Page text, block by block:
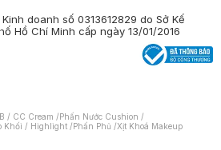
doanh số 0313612829 do Sở Kế
Hồ Chí Minh cấp ngày 13/01/2016
/ CC Cream /Phấn Nước Cushion /
Khối / Highlight /Phấn Phủ /Xịt Khoá Makeup